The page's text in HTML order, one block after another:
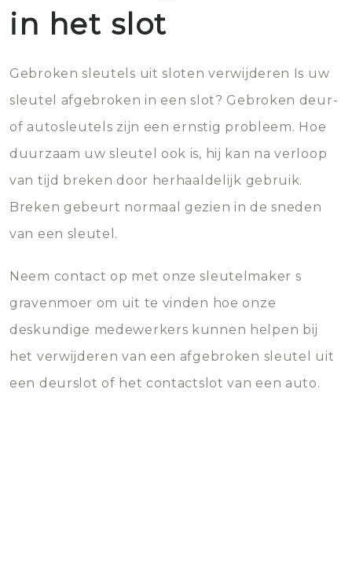
in het slot
Gebroken sleutels uit sloten verwijderen Is uw
sleutel afgebroken in een slot? Gebroken deur-
of autosleutels zijn een ernstig probleem. Hoe
duurzaam uw sleutel ook is, hij kan na verloop
van tijd breken door herhaaldelijk gebruik.
Breken gebeurt normaal gezien in de sneden
van een sleutel.
Neem contact op met onze sleutelmaker s
gravenmoer om uit te vinden hoe onze
deskundige medewerkers kunnen helpen bij
het verwijderen van een afgebroken sleutel uit
een deurslot of het contactslot van een auto.